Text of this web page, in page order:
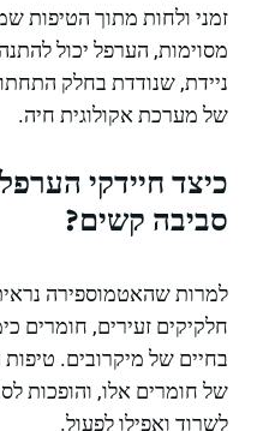
זמני ולחות מתוך הטיפות
מסוימות, הערפל יכול
ניידת, שנודדת בחלק
של מערכת אקולוגית חיה.
כיצד חיידקי
סביבה קשים?
למרות שהאטמוספירה
חלקיקים זעירים, חומרים
בחיים של מיקרובים.
של חומרים אלו, והופכות
לשרוד ואפילו לפעול.